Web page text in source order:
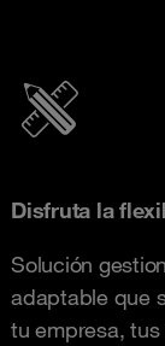
Disfruta la
Solución
adaptable que
tu empresa,